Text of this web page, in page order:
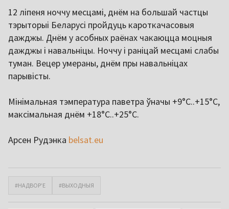
12 ліпеня ноччу месцамі, днём на большай частцы
тэрыторыі Беларусі пройдуць кароткачасовыя
дажджы. Днём у асобных раёнах чакаюцца моцныя
дажджы і навальніцы. Ноччу і раніцай месцамі слабы
туман. Вецер умераны, днём пры навальніцах
парывісты.
Мінімальная тэмпература паветра ўначы +9°С..+15°С,
максімальная днём +18°С..+25°С.
Арсен Рудэнка belsat.eu
#НАДВОР’Е #ВЫХОДНЫЯ